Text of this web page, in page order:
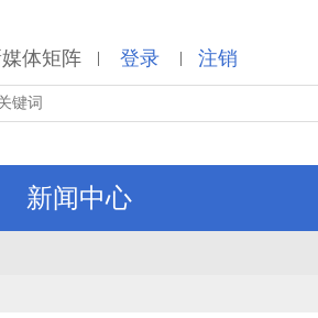
体矩阵 | 登录 | 注销
新闻中心